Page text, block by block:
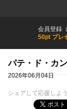
会員登録
50pt プレ
パテ・ド・カ
2026年06月04日
シェアして応援しよう
ポスト